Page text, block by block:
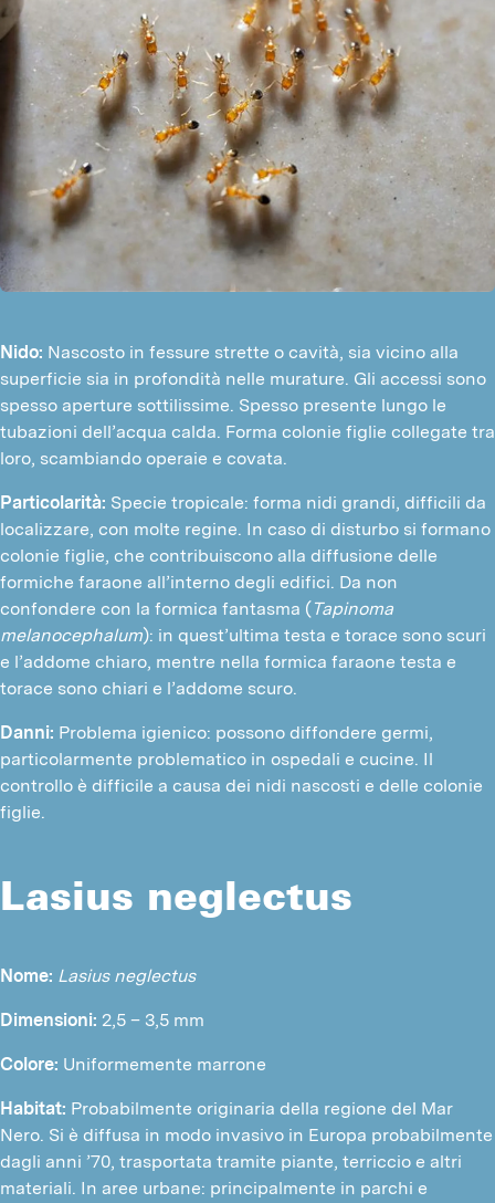
Nido: Nascosto in fessure strette o cavità, sia vicino alla
superficie sia in profondità nelle murature. Gli accessi sono
spesso aperture sottilissime. Spesso presente lungo le
tubazioni dell’acqua calda. Forma colonie figlie collegate tra
loro, scambiando operaie e covata.
Particolarità: Specie tropicale: forma nidi grandi, difficili da
localizzare, con molte regine. In caso di disturbo si formano
colonie figlie, che contribuiscono alla diffusione delle
formiche faraone all’interno degli edifici. Da non
confondere con la formica fantasma ( Tapinoma
melanocephalum): in quest’ultima testa e torace sono scuri
e l’addome chiaro, mentre nella formica faraone testa e
torace sono chiari e l’addome scuro.
Danni: Problema igienico: possono diffondere germi,
particolarmente problematico in ospedali e cucine. Il
controllo è difficile a causa dei nidi nascosti e delle colonie
figlie.
Lasius neglectus
Nome: Lasius neglectus
Dimensioni: 2,5 – 3,5 mm
Colore: Uniformemente marrone
Habitat: Probabilmente originaria della regione del Mar
Nero. Si è diffusa in modo invasivo in Europa probabilmente
dagli anni ’70, trasportata tramite piante, terriccio e altri
materiali. In aree urbane: principalmente in parchi e